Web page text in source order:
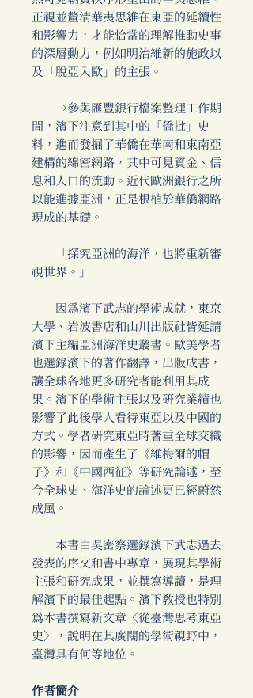
正視並釐清華夷思維在東亞的延續性
和影響力，才能恰當的理解推動史事
的深層動力，例如明治維新的施政以
及「脫亞入歐」的主張。
→參與匯豐銀行檔案整理工作期
間，濱下注意到其中的「僑批」史
料，進而發掘了華僑在華南和東南亞
建構的綿密網路，其中可見資金、信
息和人口的流動。近代歐洲銀行之所
以能進據亞洲，正是根植於華僑網路
現成的基礎。
「探究亞洲的海洋，也將重新審
視世界。」
因為濱下武志的學術成就，東京
大學、岩波書店和山川出版社皆延請
濱下主編亞洲海洋史叢書。歐美學者
也選錄濱下的著作翻譯，出版成書，
讓全球各地更多研究者能利用其成
果。濱下的學術主張以及研究業績也
影響了此後學人看待東亞以及中國的
方式。學者研究東亞時著重全球交織
的影響，因而產生了《維梅爾的帽
子》和《中國西征》等研究論述，至
今全球史、海洋史的論述更已經蔚然
成風。
本書由吳密察選錄濱下武志過去
發表的序文和書中專章，展現其學術
主張和研究成果，並撰寫導讀，是理
解濱下的最佳起點。濱下教授也特別
為本書撰寫新文章〈從臺灣思考東亞
史〉，說明在其廣闊的學術視野中，
臺灣具有何等地位。
作者簡介